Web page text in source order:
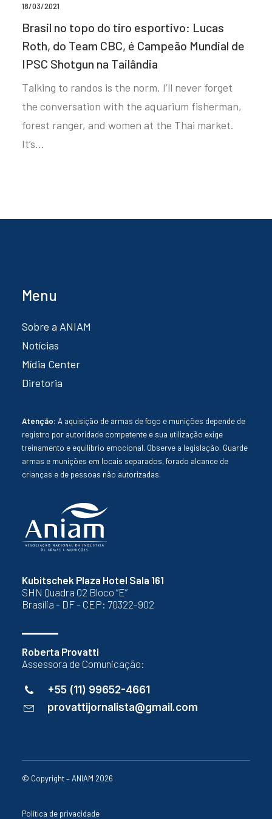
18/03/2021
Brasil no topo do tiro esportivo: Lucas
Roth, do Team CBC, é Campeão Mundial de
IPSC Shotgun na Tailândia
Talking to randos is the norm. I’ll never forget
the conversation with the aquarium fisherman,
forest ranger, and women at the Thai market.
It’s…
Kubitschek Plaza Hotel Sala 161
SHN Quadra 02 Bloco “E”
Brasília - DF - CEP: 70322-902
Roberta Provatti
Assessora de Comunicação:
+55 (11) 99652-4661
provattijornalista@gmail.com
Menu
Sobre a ANIAM
Notícias
Mídia Center
Diretoria
Atenção: A aquisição de armas de fogo e munições depende de
registro por autoridade competente e sua utilização exige
treinamento e equilíbrio emocional. Observe a legislação. Guarde
armas e munições em locais separados, forado alcance de
crianças e de pessoas não autorizadas.
© Copyright – ANIAM 2026
Política de privacidade